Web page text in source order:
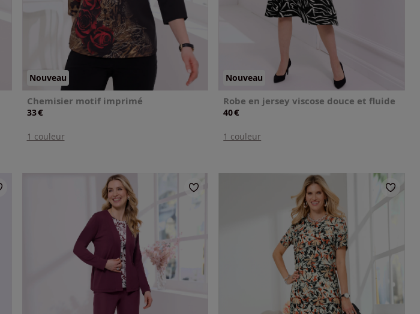
Nouveau
Chemisier motif imprimé
33€
1 couleur
Nouveau
Robe en jersey viscose douce et fluide
40€
1 couleur